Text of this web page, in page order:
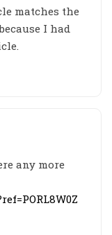
matches the
I had
any more